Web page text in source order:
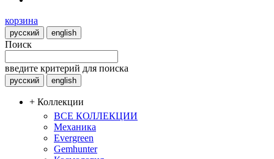
корзина
русский english
Поиск
введите критерий для поиска
русский english
+ Коллекции
ВСЕ КОЛЛЕКЦИИ
Механика
Evergreen
Gemhunter